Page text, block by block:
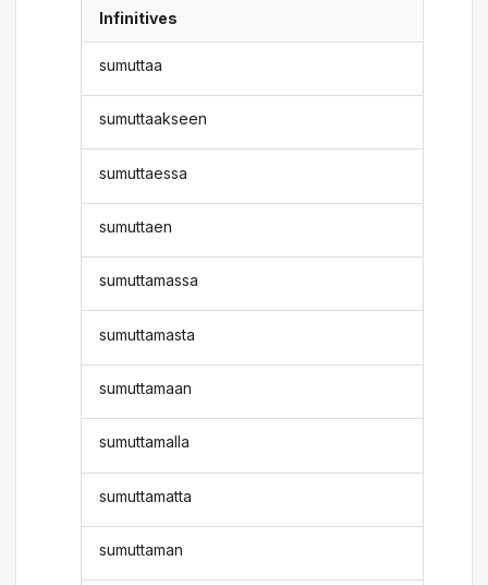
Infinitives
sumuttaa
sumuttaakseen
sumuttaessa
sumuttaen
sumuttamassa
sumuttamasta
sumuttamaan
sumuttamalla
sumuttamatta
sumuttaman